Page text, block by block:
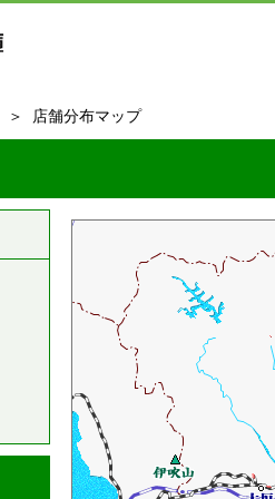
＞ 店舗分布マップ